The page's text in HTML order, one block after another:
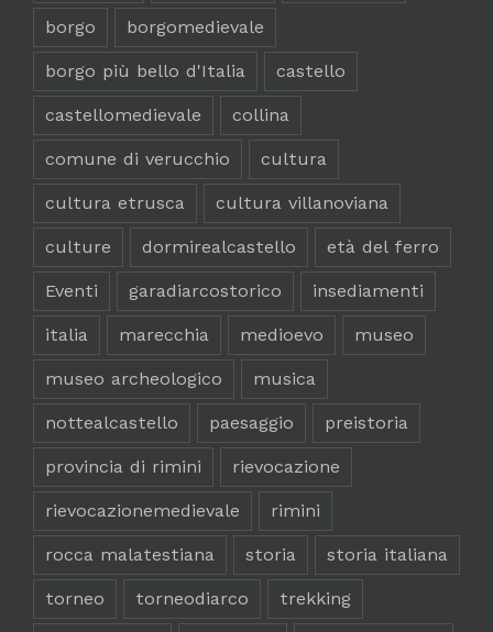
borgo borgomedievale
borgo più bello d'Italia castello
castellomedievale collina
comune di verucchio cultura
cultura etrusca cultura villanoviana
culture dormirealcastello età del ferro
Eventi garadiarcostorico insediamenti
italia marecchia medioevo museo
museo archeologico musica
nottealcastello paesaggio preistoria
provincia di rimini rievocazione
rievocazionemedievale rimini
rocca malatestiana storia storia italiana
torneo torneodiarco trekking